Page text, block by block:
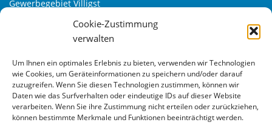
Cookie-Zustimmung
verwalten
Um Ihnen ein optimales Erlebnis zu bieten, verwenden wir Technologien
wie Cookies, um Geräteinformationen zu speichern und/oder darauf
zuzugreifen. Wenn Sie diesen Technologien zustimmen, können wir
Daten wie das Surfverhalten oder eindeutige IDs auf dieser Website
verarbeiten. Wenn Sie ihre Zustimmung nicht erteilen oder zurückziehen,
können bestimmte Merkmale und Funktionen beeinträchtigt werden.
Gewerbegebiet Villigst
D-58239 Schwerte
Plant 2: Alfred-Klanke-Str. 6
D-58239 Schwerte
Tel.: +49 (0) 23 04 – 9 66 33 – 0
Fax: +49 (0) 23 04 – 9 66 33 – 22